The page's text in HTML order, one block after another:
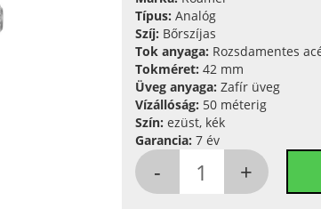
Típus: Analóg
Szíj: Bőrszíjas
Tok anyaga: Rozsdamentes
Tokméret: 42 mm
Üveg anyaga: Zafír üveg
Vízállóság: 50 méterig
Szín: ezüst, kék
Garancia: 7 év